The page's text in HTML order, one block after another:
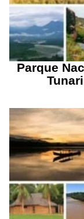
Parque
Tunari